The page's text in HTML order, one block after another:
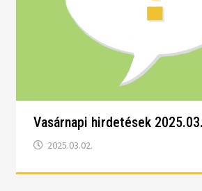
Vasárnapi hirdetések
2025.03.02.